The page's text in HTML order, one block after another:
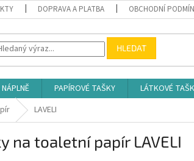
DOPRAVA A PLATBA OBCHODNÍ
HLEDAT
PAPÍROVÉ TAŠKY LÁTKOVÉ
LAVELI
na toaletní papír LAVELI